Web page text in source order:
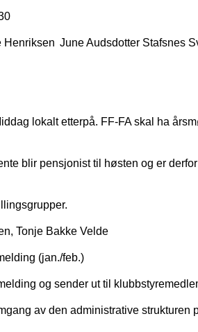
June Audsdotter Stafsnes
lokalt etterpå. FF-FA skal ha
blir pensjonist til høsten og er
Tonje Bakke Velde
(jan./feb.)
og sender ut til
av den administrative